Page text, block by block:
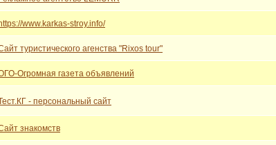
https://www.karkas-stroy.info/
туристического агенства "Rixos tour"
Огромная газета объявлений
- персональный сайт
знакомств